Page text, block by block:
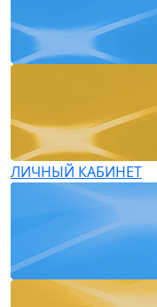
ЛИЧНЫЙ КАБИНЕТ